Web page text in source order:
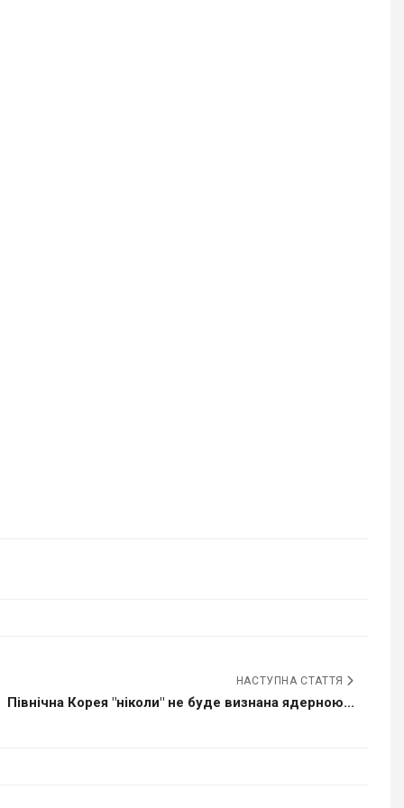
НАСТУПНА СТАТТЯ
Північна Корея "ніколи" не буде визнана ядерною...